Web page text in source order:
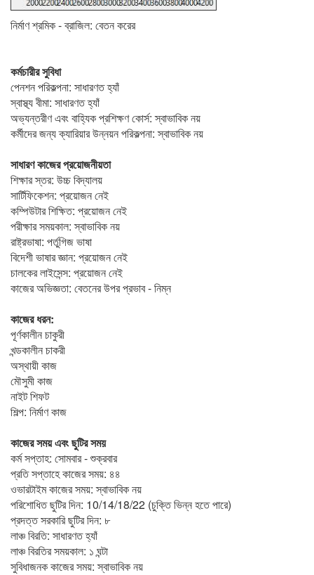
নির্মাণ শ্রমিক - ব্রাজিল: বেতন করের
কর্মচারীর সুবিধা
পেনশন পরিকল্পনা: সাধারণত হ্যাঁ
স্বাস্থ্য বীমা: সাধারণত হ্যাঁ
অভ্যন্তরীণ এবং বাহ্যিক প্রশিক্ষণ কোর্স: স্বাভাবিক নয়
কর্মীদের জন্য ক্যারিয়ার উন্নয়ন পরিকল্পনা: স্বাভাবিক নয়
সাধারণ কাজের প্রয়োজনীয়তা
শিক্ষার স্তর: উচ্চ বিদ্যালয়
সার্টিফিকেশন: প্রয়োজন নেই
কম্পিউটার শিক্ষিত: প্রয়োজন নেই
পরীক্ষার সময়কাল: স্বাভাবিক নয়
রাষ্ট্রভাষা: পর্তুগিজ ভাষা
বিদেশী ভাষার জ্ঞান: প্রয়োজন নেই
চালকের লাইসেন্স: প্রয়োজন নেই
কাজের অভিজ্ঞতা: বেতনের উপর প্রভাব - নিম্ন
কাজের ধরন:
পূর্ণকালীন চাকুরী
খন্ডকালীন চাকরী
অস্থায়ী কাজ
মৌসুমী কাজ
নাইট শিফট
শিল্প: নির্মাণ কাজ
কাজের সময় এবং ছুটির সময়
কর্ম সপ্তাহ: সোমবার - শুক্রবার
প্রতি সপ্তাহে কাজের সময়: ৪৪
ওভারটাইম কাজের সময়: স্বাভাবিক নয়
পরিশোধিত ছুটির দিন: 10/14/18/22 (চুক্তি ভিন্ন হতে পারে)
প্রদত্ত সরকারি ছুটির দিন: ৮
লাঞ্চ বিরতি: সাধারণত হ্যাঁ
লাঞ্চ বিরতির সময়কাল: ১ ঘন্টা
সুবিধাজনক কাজের সময়: স্বাভাবিক নয়